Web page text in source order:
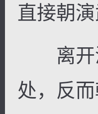
直接朝
离开演
处，反